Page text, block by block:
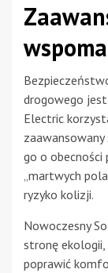
drogowego
Electric
go o
„martwych
ryzyko kolizji.
Nowoczesny
stronę ekologii,
poprawić